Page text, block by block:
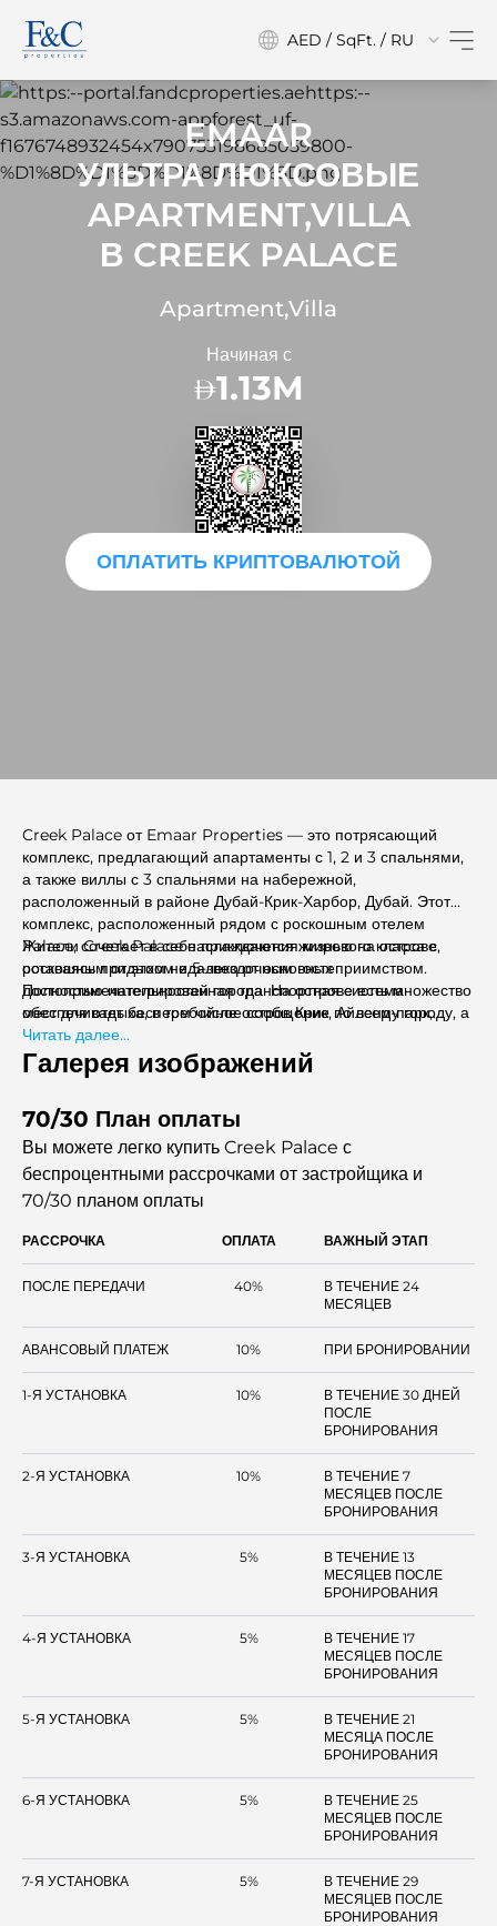
AED / SqFt. / RU
EMAAR
УЛЬТРА ЛЮКСОВЫЕ
APARTMENT,VILLA
В CREEK PALACE
Apartment,Villa
Начиная с
1.13M
ОПЛАТИТЬ КРИПТОВАЛЮТОЙ
Creek Palace от Emaar Properties — это потрясающий
комплекс, предлагающий апартаменты с 1, 2 и 3 спальнями,
а также виллы с 3 спальнями на набережной,
расположенный в районе Дубай-Крик-Харбор, Дубай. Этот
комплекс, расположенный рядом с роскошным отелем
Palace, сочетает в себе приключения мирового класса с
роскошным отдыхом и 5-звездочным гостеприимством.
Полностью интегрированная транспортная система
обеспечивает бесперебойное сообщение по всему городу, а
уникальный устричный дизайн пристани дает жителям легкий
доступ к богатой истории и яркой культуре Дубая.
Жители Creek Palace наслаждаются жизнью на острове,
оставаясь при этом недалеко от основных
достопримечательностей города. На острове есть множество
мест для отдыха, в том числе остров Крик, Айленд-парк,
набережная Крик и набережная Харбор, где можно весело
провести время всей семьей в красивой обстановке.
Читать далее...
Галерея изображений
70/30 План оплаты
Вы можете легко купить Creek Palace с
беспроцентными рассрочками от застройщика и
70/30 планом оплаты
РАССРОЧКА ОПЛАТА ВАЖНЫЙ ЭТАП
ПОСЛЕ ПЕРЕДАЧИ 40%
В ТЕЧЕНИЕ 24
МЕСЯЦЕВ
АВАНСОВЫЙ ПЛАТЕЖ 10% ПРИ БРОНИРОВАНИИ
1-Я УСТАНОВКА 10%
В ТЕЧЕНИЕ 30 ДНЕЙ
ПОСЛЕ
БРОНИРОВАНИЯ
2-Я УСТАНОВКА 10%
В ТЕЧЕНИЕ 7
МЕСЯЦЕВ ПОСЛЕ
БРОНИРОВАНИЯ
3-Я УСТАНОВКА 5%
В ТЕЧЕНИЕ 13
МЕСЯЦЕВ ПОСЛЕ
БРОНИРОВАНИЯ
4-Я УСТАНОВКА 5%
В ТЕЧЕНИЕ 17
МЕСЯЦЕВ ПОСЛЕ
БРОНИРОВАНИЯ
5-Я УСТАНОВКА 5%
В ТЕЧЕНИЕ 21
МЕСЯЦА ПОСЛЕ
БРОНИРОВАНИЯ
6-Я УСТАНОВКА 5%
В ТЕЧЕНИЕ 25
МЕСЯЦЕВ ПОСЛЕ
БРОНИРОВАНИЯ
7-Я УСТАНОВКА 5%
В ТЕЧЕНИЕ 29
МЕСЯЦЕВ ПОСЛЕ
БРОНИРОВАНИЯ